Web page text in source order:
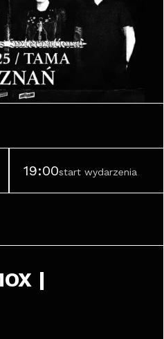
19:00start wydarzenia
|